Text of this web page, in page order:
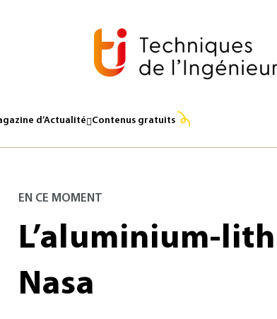
d’Actualité Contenus gratuits
EN CE MOMENT
L’aluminium-
Nasa